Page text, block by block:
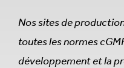
Nos sites de
toutes les normes
développement et la